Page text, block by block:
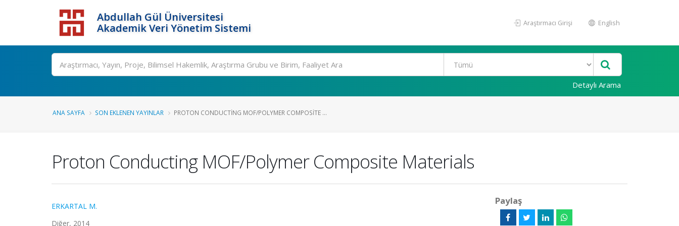
Abdullah Gül Üniversitesi
Akademik Veri Yönetim Sistemi
Araştırmacı Girişi English
Detaylı Arama
ANA SAYFA SON EKLENEN YAYINLAR PROTON CONDUCTING MOF/POLYMER COMPOSITE ...
Proton Conducting MOF/Polymer Composite Materials
ERKARTAL M.
Diğer, 2014
Paylaş